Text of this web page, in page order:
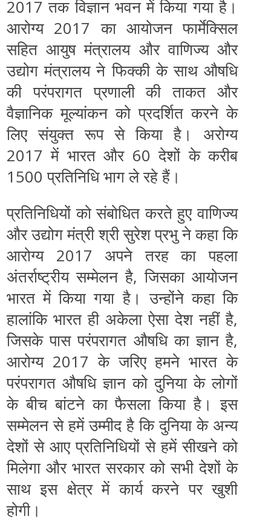
2017 तक विज्ञान भवन में किया गया है।
आरोग्‍य 2017 का आयोजन फार्मेक्‍सिल
सहित आयुष मंत्रालय और वाणिज्‍य और
उद्योग मंत्रालय ने फिक्‍की के साथ औषधि
की परंपरागत प्रणाली की ताकत और
वैज्ञानिक मूल्‍यांकन को प्रदर्शित करने के
लिए संयुक्‍त रूप से किया है। अरोग्‍य
2017 में भारत और 60 देशों के करीब
1500 प्रतिनिधि भाग ले रहे हैं।
प्रतिनिधियों को संबोधित करते हुए वाणिज्‍य
और उद्योग मंत्री श्री सुरेश प्रभु ने कहा कि
आरोग्‍य 2017 अपने तरह का पहला
अंतर्राष्‍ट्रीय सम्‍मेलन है, जिसका आयोजन
भारत में किया गया है। उन्‍होंने कहा कि
हालांकि भारत ही अकेला ऐसा देश नहीं है,
जिसके पास परंपरागत औषधि का ज्ञान है,
आरोग्‍य 2017 के जरिए हमने भारत के
परंपरागत औषधि ज्ञान को दुनिया के लोगों
के बीच बांटने का फैसला किया है। इस
सम्‍मेलन से हमें उम्‍मीद है कि दुनिया के अन्‍य
देशों से आए प्रतिनिधियों से हमें सीखने को
मिलेगा और भारत सरकार को सभी देशों के
साथ इस क्षेत्र में कार्य करने पर खुशी
होगी।